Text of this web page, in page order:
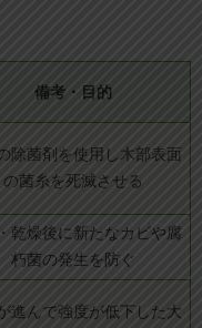
備考・目的
除菌剤を使用し木部表面
の菌糸を死滅させる
乾燥後に新たなカビや腐
朽菌の発生を防ぐ
進んで強度が低下した大